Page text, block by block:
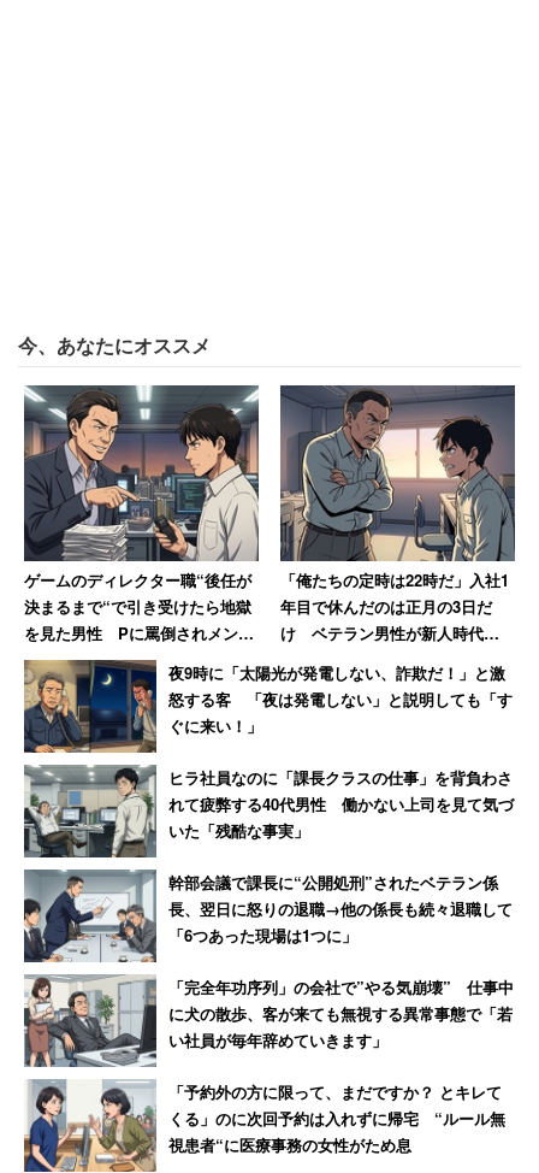
今、あなたにオススメ
ゲームのディレクター職“後任が
決まるまで“で引き受けたら地獄
を見た男性 Pに罵倒されメンタ
ル崩壊、自宅にも押しかけられ
「恐ろしい経験でした」
「俺たちの定時は22時だ」入社1
年目で休んだのは正月の3日だ
け ベテラン男性が新人時代に
目撃した“退職ドミノ”の現場
【前編】
夜9時に「太陽光が発電しない、詐欺だ！」と激
怒する客 「夜は発電しない」と説明しても「す
ぐに来い！」
ヒラ社員なのに「課長クラスの仕事」を背負わさ
れて疲弊する40代男性 働かない上司を見て気づ
いた「残酷な事実」
幹部会議で課長に“公開処刑”されたベテラン係
長、翌日に怒りの退職→他の係長も続々退職して
「6つあった現場は1つに」
「完全年功序列」の会社で”やる気崩壊” 仕事中
に犬の散歩、客が来ても無視する異常事態で「若
い社員が毎年辞めていきます」
「予約外の方に限って、まだですか？ とキレて
くる」のに次回予約は入れずに帰宅 “ルール無
視患者“に医療事務の女性がため息